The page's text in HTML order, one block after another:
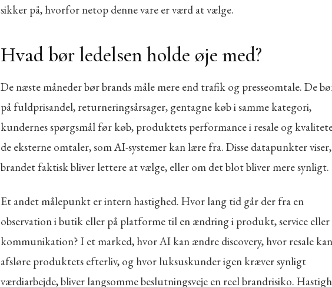
sikker på, hvorfor netop denne vare er værd at vælge.
Hvad bør ledelsen holde øje med?
De næste måneder bør brands måle mere end trafik og presseomtale. De
på fuldprisandel, returneringsårsager, gentagne køb i samme kategori,
kundernes spørgsmål før køb, produktets performance i resale og
de eksterne omtaler, som AI-systemer kan lære fra. Disse datapunkter
brandet faktisk bliver lettere at vælge, eller om det blot bliver mere synligt.
Et andet målepunkt er intern hastighed. Hvor lang tid går der fra en
observation i butik eller på platforme til en ændring i produkt, service eller
kommunikation? I et marked, hvor AI kan ændre discovery, hvor resale kan
afsløre produktets efterliv, og hvor luksuskunder igen kræver synligt
værdiarbejde, bliver langsomme beslutningsveje en reel brandrisiko.